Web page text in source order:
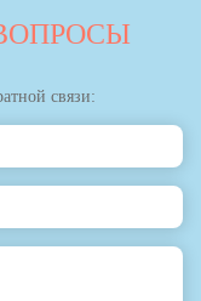
связи: